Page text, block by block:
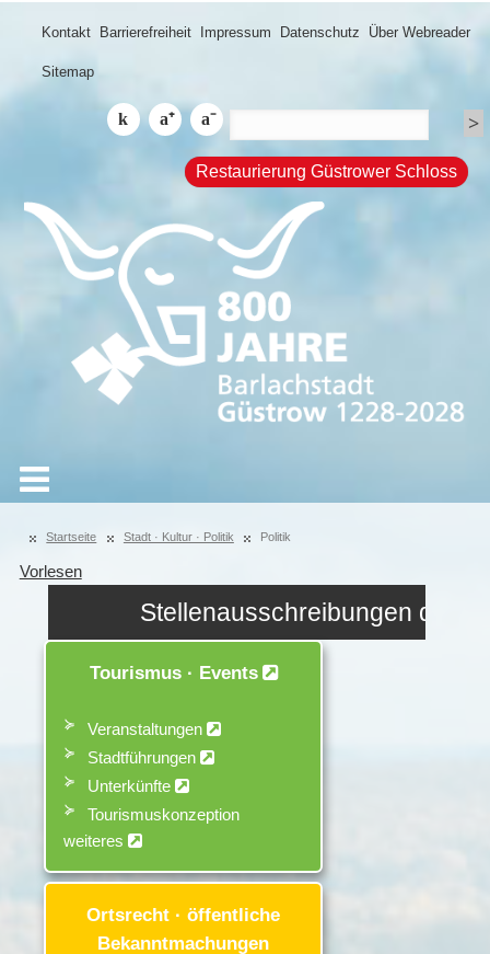
Kontakt Barrierefreiheit Impressum Datenschutz Über Webreader
Sitemap
Restaurierung Güstrower Schloss
Startseite Stadt · Kultur · Politik Politik
Vorlesen
Stellenausschreibungen der
Barlachstadt Güstrow ...
Tourismus · Events
Veranstaltungen
Stadtführungen
Unterkünfte
Tourismuskonzeption
weiteres
Ortsrecht · öffentliche
Bekanntmachungen